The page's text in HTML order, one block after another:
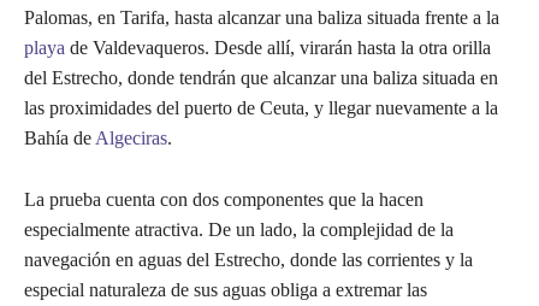
Palomas, en Tarifa, hasta alcanzar una baliza situada frente a la
playa de Valdevaqueros. Desde allí, virarán hasta la otra orilla
del Estrecho, donde tendrán que alcanzar una baliza situada en
las proximidades del puerto de Ceuta, y llegar nuevamente a la
Bahía deAlgeciras.
La prueba cuenta con dos componentes que la hacen
especialmente atractiva. De un lado, la complejidad de la
navegación en aguas del Estrecho, donde las corrientes y la
especial naturaleza de sus aguas obliga a extremar las